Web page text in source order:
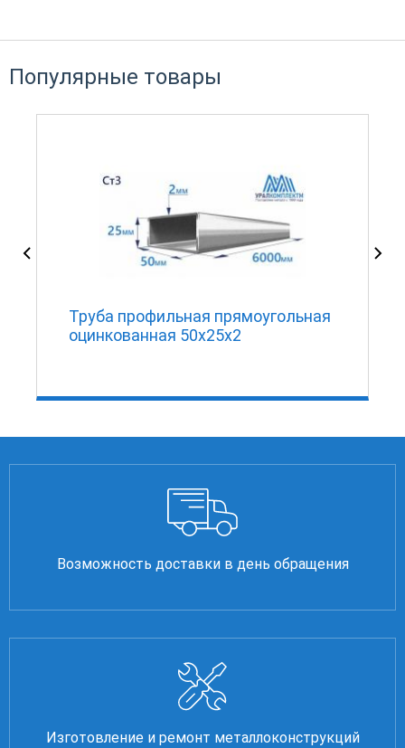
Популярные товары
Труба профильная прямоугольная
оцинкованная 50х25х2
Возможность доставки в день обращения
Изготовление и ремонт металлоконструкций